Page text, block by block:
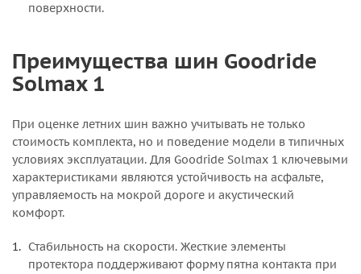
поверхности.
Преимущества шин Goodride
Solmax 1
При оценке летних шин важно учитывать не только
стоимость комплекта, но и поведение модели в типичных
условиях эксплуатации. Для Goodride Solmax 1 ключевыми
характеристиками являются устойчивость на асфальте,
управляемость на мокрой дороге и акустический
комфорт.
Стабильность на скорости. Жесткие элементы
протектора поддерживают форму пятна контакта при